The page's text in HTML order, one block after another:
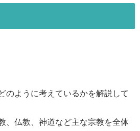
のように考えているかを解説して
、仏教、神道など主な宗教を全体